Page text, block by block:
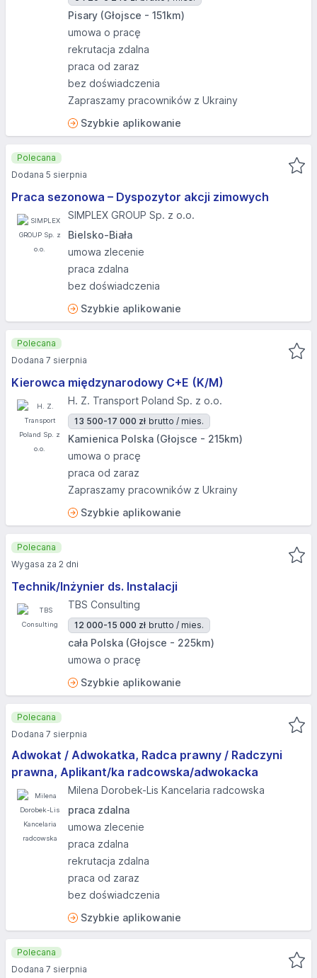
Pisary (Głojsce - 151km)
umowa o pracę
rekrutacja zdalna
praca od zaraz
bez doświadczenia
Zapraszamy pracowników z Ukrainy
Szybkie aplikowanie
Praca sezonowa – Dyspozytor akcji zimowych
SIMPLEX GROUP Sp. z o.o.
Bielsko-Biała
umowa zlecenie
praca zdalna
bez doświadczenia
Szybkie aplikowanie
Polecana
Dodana 5 sierpnia
Kierowca międzynarodowy C+E (K/M)
H. Z. Transport Poland Sp. z o.o.
13 500-17 000 zł brutto / mies.
Kamienica Polska (Głojsce - 215km)
umowa o pracę
praca od zaraz
Zapraszamy pracowników z Ukrainy
Szybkie aplikowanie
Polecana
Dodana 7 sierpnia
Technik/Inżynier ds. Instalacji
TBS Consulting
12 000-15 000 zł brutto / mies.
cała Polska (Głojsce - 225km)
umowa o pracę
Szybkie aplikowanie
Polecana
Wygasa za 2 dni
Adwokat / Adwokatka, Radca prawny / Radczyni
prawna, Aplikant/ka radcowska/adwokacka
Milena Dorobek-Lis Kancelaria radcowska
praca zdalna
umowa zlecenie
praca zdalna
rekrutacja zdalna
praca od zaraz
bez doświadczenia
Szybkie aplikowanie
Polecana
Dodana 7 sierpnia
Polecana
Dodana 7 sierpnia